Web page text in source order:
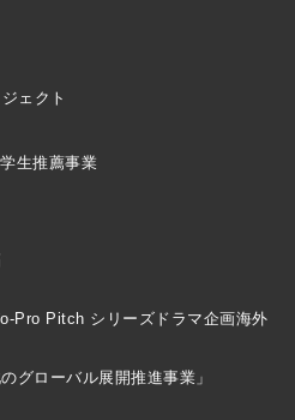
ェクト
生推薦事業
Pro Pitch シリーズドラマ企画海外
グローバル展開推進事業」